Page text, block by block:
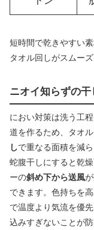
短時間で乾きやすい
タオル回しがスムーズ
ニオイ知らずの
におい対策は洗う工程
道を作るため、タオ
しで重なる面積を減
蛇腹干しにすると乾
ーの斜め下から送風
できます。色持ちを
で温度より気流を優
込みすぎないことが